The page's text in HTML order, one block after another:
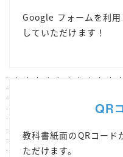
Google フォームを利
していただけます！
QR
教科書紙面のQRコード
ただけます。